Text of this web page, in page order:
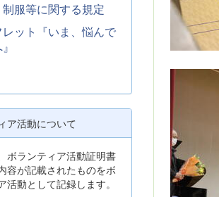
服等に関する規定
レット『いま、悩んで
ア活動について
ボランティア活動証明書
容が記載されたものをボ
活動として記録します。